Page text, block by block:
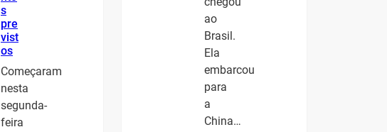
s
pre
vist
os
Começaram
nesta
segunda-
feira
ao
Brasil.
Ela
embarcou
para
a
China…